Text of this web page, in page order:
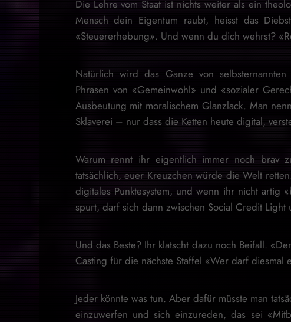
Die Lehre vom Staat ist nichts weiter als ein
Mensch dein Eigentum raubt, heisst das
«Steuererhebung». Und wenn du dich wehrst?
Natürlich wird das Ganze von
Phrasen von «Gemeinwohl» und «sozialer
Ausbeutung mit moralischem Glanzlack. Man
Sklaverei – nur dass die Ketten heute digital,
Warum rennt ihr eigentlich immer noch
tatsächlich, euer Kreuzchen würde die Welt
digitales Punktesystem, und wenn ihr nicht artig
spurt, darf sich dann zwischen Social Credit
Und das Beste? Ihr klatscht dazu noch Beifall.
Casting für die nächste Staffel «Wer darf diesmal
Jeder könnte was tun. Aber dafür müsste man
einzuwerfen und sich einzureden, das sei